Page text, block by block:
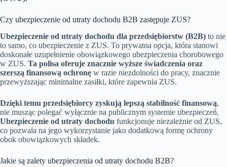
Czy ubezpieczenie od utraty dochodu B2B zastępuje ZUS?
Ubezpieczenie od utraty dochodu dla przedsiębiorstw (B2B) to nie
to samo, co ubezpieczenie z ZUS. To prywatna opcja, która stanowi
doskonałe uzupełnienie obowiązkowego ubezpieczenia chorobowego
w ZUS. Ta polisa oferuje znacznie wyższe świadczenia oraz
szerszą finansową ochronę w razie niezdolności do pracy, znacznie
przewyższając minimalne zasiłki, które zapewnia ZUS.
Dzięki temu przedsiębiorcy zyskują lepszą stabilność finansową,
nie musząc polegać wyłącznie na publicznym systemie ubezpieczeń.
Ubezpieczenie od utraty dochodu funkcjonuje niezależnie od ZUS,
co pozwala na jego wykorzystanie jako dodatkową formę ochrony
obok obowiązkowych składek.
Jakie są zalety ubezpieczenia od utraty dochodu B2B?